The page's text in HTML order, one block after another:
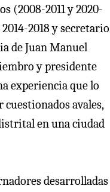
(2008-2011 y 2020-
2018 y secretario
de Juan Manuel
y presidente
experiencia que lo
avales,
en una ciudad
desarrolladas